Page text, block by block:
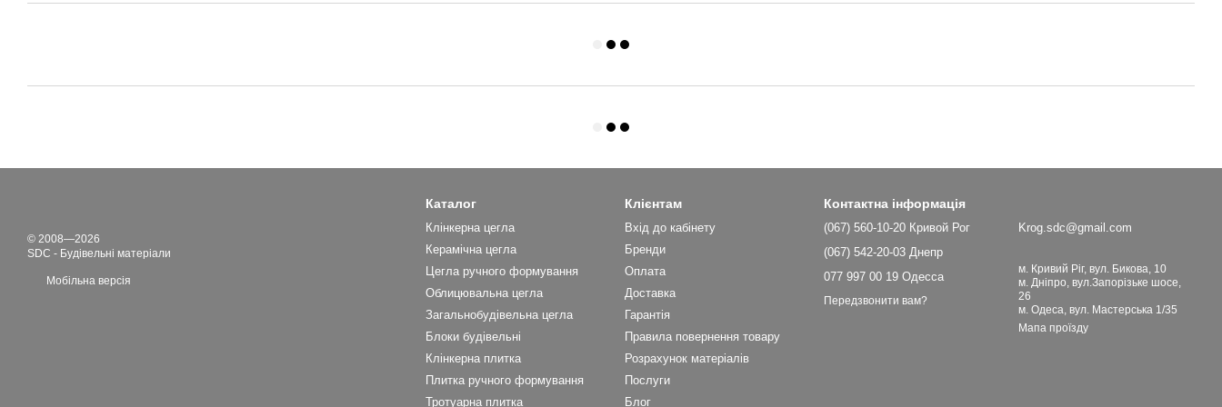
© 2008—2026
SDC - Будівельні матеріали
Мобільна версія
Каталог
Клінкерна цегла
Керамічна цегла
Цегла ручного формування
Облицювальна цегла
Загальнобудівельна цегла
Блоки будівельні
Клінкерна плитка
Плитка ручного формування
Тротуарна плитка
Клієнтам
Вхід до кабінету
Бренди
Оплата
Доставка
Гарантія
Правила повернення товару
Розрахунок матеріалів
Послуги
Блог
Контактна інформація
(067) 560-10-20 Кривой Рог
(067) 542-20-03 Днепр
077 997 00 19 Одесса
Передзвонити вам?
Krog.sdc@gmail.com
м. Кривий Ріг, вул. Бикова, 10
м. Дніпро, вул.Запорізьке шосе,
26
м. Одеса, вул. Мастерська 1/35
Мапа проїзду